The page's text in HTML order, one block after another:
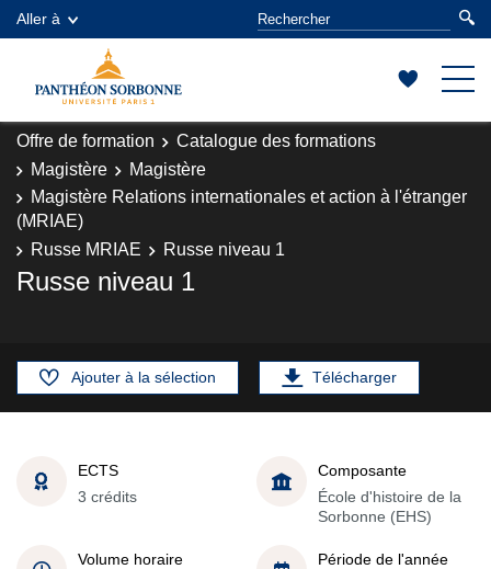
Aller à
Offre de formation
Catalogue des formations
Magistère
Magistère
Magistère Relations internationales et action à l'étranger
(MRIAE)
Russe MRIAE
Russe niveau 1
Russe niveau 1
Ajouter à la sélection Télécharger
ECTS
3 crédits
Composante
École d'histoire de la
Sorbonne (EHS)
Volume horaire
Période de l'année